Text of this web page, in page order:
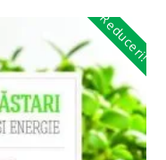
Reduceri!